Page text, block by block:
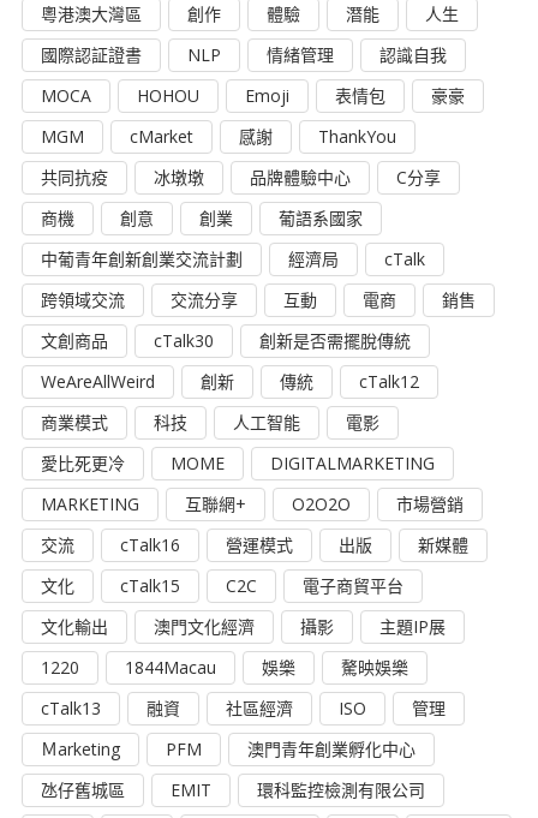
粵港澳大灣區
創作 體驗 潛能
人生
國際認証證書
NLP 情緒管理
認識自我
MOCA
HOHOU Emoji 表情包
豪豪
MGM
cMarket 感謝
ThankYou
共同抗疫
冰墩墩 品牌體驗中心
C分享
商機
創意 創業
葡語系國家
中葡青年創新創業交流計劃
經濟局
cTalk
跨領域交流
交流分享 互動 電商
銷售
文創商品
cTalk30
創新是否需擺脫傳統
WeAreAllWeird
創新 傳統
cTalk12
商業模式
科技 人工智能
電影
愛比死更冷
MOME
DIGITALMARKETING
MARKETING
互聯網+ O2O2O
市場營銷
交流
cTalk16 營運模式 出版
新媒體
文化
cTalk15 C2C
電子商貿平台
文化輸出
澳門文化經濟 攝影
主題IP展
1220
1844Macau 娛樂
驁映娛樂
cTalk13
融資 社區經濟 ISO
管理
Ｍarketing
PFM
澳門青年創業孵化中心
氹仔舊城區
EMIT
環科監控檢測有限公司